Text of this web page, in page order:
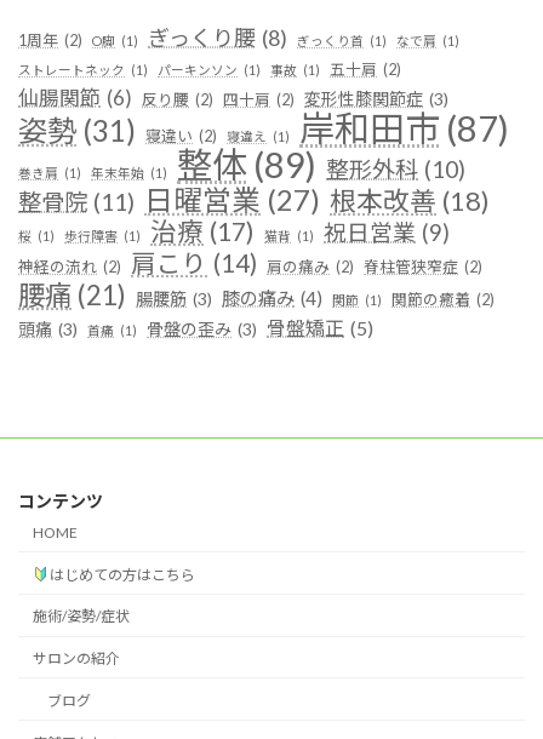
1周年 (2) O脚 (1) ぎっくり腰 (8) ぎっくり首 (1) なで肩 (1)
ストレートネック
(1) パーキンソン (1) 事故 (1) 五十肩 (2)
仙腸関節 (6) 反り腰 (2) 四十肩 (2) 変形性膝関節症 (3)
姿勢 (31) 寝違い (2) 寝違え (1) 岸和田市 (87)
巻き肩 (1) 年末年始 (1) 整体 (89) 整形外科 (10)
整骨院 (11) 日曜営業 (27) 根本改善 (18)
桜 (1) 歩行障害 (1) 治療 (17) 猫背 (1) 祝日営業 (9)
神経の流れ (2) 肩こり (14) 肩の痛み (2) 脊柱管狭窄症 (2)
腰痛 (21) 腸腰筋 (3) 膝の痛み (4) 関節 (1) 関節の癒着 (2)
頭痛 (3) 首痛 (1) 骨盤の歪み (3) 骨盤矯正 (5)
コンテンツ
HOME
はじめての方はこちら
施術/姿勢/症状
サロンの紹介
ブログ